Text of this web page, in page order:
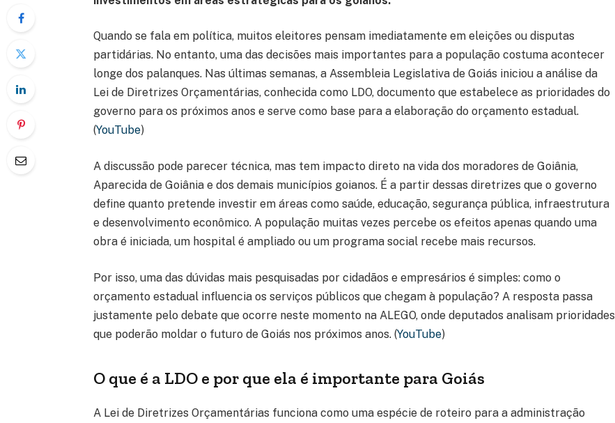
Quando se fala em política, muitos eleitores pensam imediatamente em eleições ou disputas
partidárias. No entanto, uma das decisões mais importantes para a população costuma acontecer
longe dos palanques. Nas últimas semanas, a Assembleia Legislativa de Goiás iniciou a análise da
Lei de Diretrizes Orçamentárias, conhecida como LDO, documento que estabelece as prioridades do
governo para os próximos anos e serve como base para a elaboração do orçamento estadual.
(YouTube)
A discussão pode parecer técnica, mas tem impacto direto na vida dos moradores de Goiânia,
Aparecida de Goiânia e dos demais municípios goianos. É a partir dessas diretrizes que o governo
define quanto pretende investir em áreas como saúde, educação, segurança pública, infraestrutura
e desenvolvimento econômico. A população muitas vezes percebe os efeitos apenas quando uma
obra é iniciada, um hospital é ampliado ou um programa social recebe mais recursos.
Por isso, uma das dúvidas mais pesquisadas por cidadãos e empresários é simples: como o
orçamento estadual influencia os serviços públicos que chegam à população? A resposta passa
justamente pelo debate que ocorre neste momento na ALEGO, onde deputados analisam prioridades
que poderão moldar o futuro de Goiás nos próximos anos. (YouTube)
O que é a LDO e por que ela é importante para Goiás
A Lei de Diretrizes Orçamentárias funciona como uma espécie de roteiro para a administração